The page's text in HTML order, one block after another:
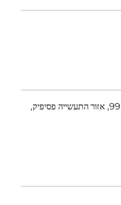
חדר 202, בניין A-2, רחוב מספר 9, בניין מספר 99, אזור התעשייה פסיפיק,